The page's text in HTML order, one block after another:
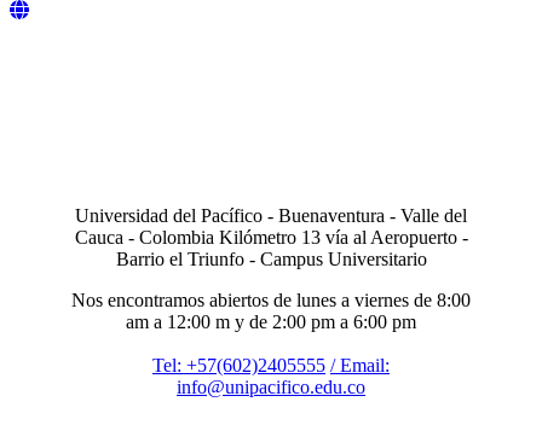
Universidad del Pacífico - Buenaventura - Valle del
Cauca - Colombia Kilómetro 13 vía al Aeropuerto -
Barrio el Triunfo - Campus Universitario
Nos encontramos abiertos de lunes a viernes de 8:00
am a 12:00 m y de 2:00 pm a 6:00 pm
Tel: +57(602)2405555 / Email:
info@unipacifico.edu.co